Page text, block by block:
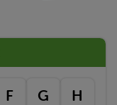
F G H